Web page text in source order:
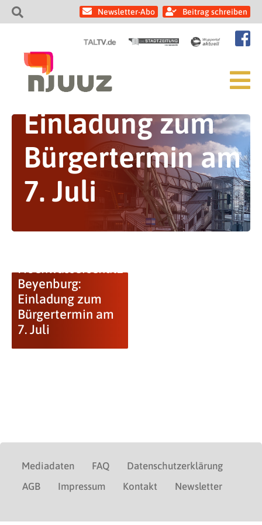
Newsletter-Abo Beitrag schreiben
Einladung zum
Bürgertermin am
7. Juli
Beyenburg:
Einladung zum
Bürgertermin am
7. Juli
Mediadaten FAQ
Datenschutzerklärung
AGB
Impressum Kontakt Newsletter